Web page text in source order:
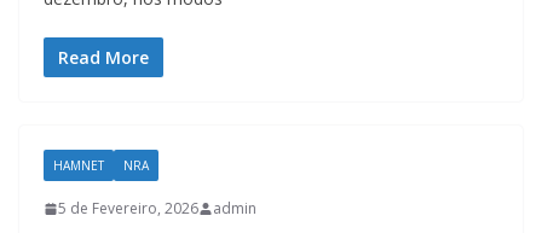
Read More
HAMNET NRA
5 de Fevereiro, 2026 admin